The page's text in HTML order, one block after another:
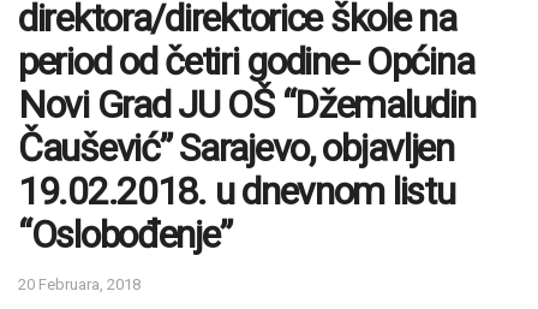
direktora/direktorice škole na
period od četiri godine- Općina
Novi Grad JU OŠ “Džemaludin
Čaušević” Sarajevo, objavljen
19.02.2018. u dnevnom listu
“Oslobođenje”
20 Februara, 2018